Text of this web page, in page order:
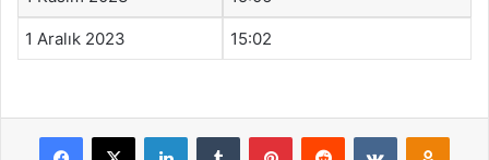
1 Aralık 2023 15:02
Facebook
X LinkedInTumblr PinterestReddit VKontakte